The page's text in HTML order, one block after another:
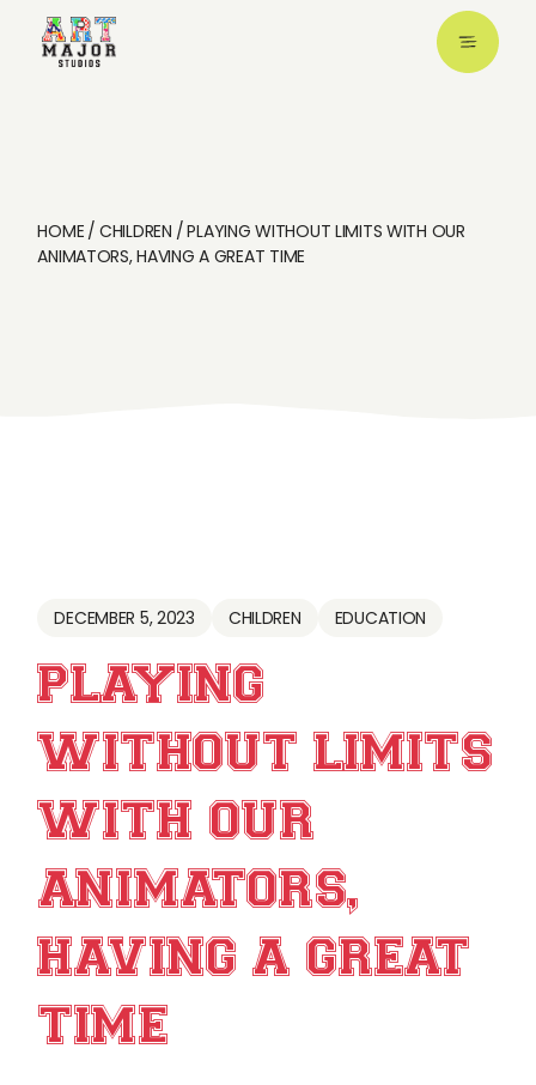
HOME CHILDREN
PLAYING WITHOUT LIMITS WITH OUR
ANIMATORS, HAVING A GREAT TIME
DECEMBER 5, 2023 CHILDREN EDUCATION
PLAYING
WITHOUT LIMITS
WITH OUR
ANIMATORS,
HAVING A GREAT
TIME